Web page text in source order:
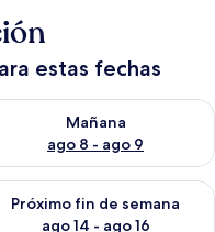
estas fechas
7 - ago 8
Mañana
ago 8 - ago 9
la disponibilidad
fin de semana ago 7 -
Próximo fin de semana
ago 14 - ago 16
la disponibilidad